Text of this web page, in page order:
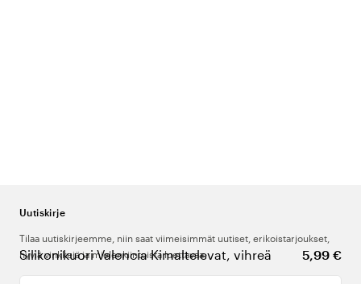
Silikonikuori Valencia Kimaltelevat, vihreä 5,99 €
Uutiskirje
Tilaa uutiskirjeemme, niin saat viimeisimmät uutiset, erikoistarjoukset,
hyviä vinkkejä ja mielenkiintoista luettavaa.
Kirjoita sähköpostiosoitteesi